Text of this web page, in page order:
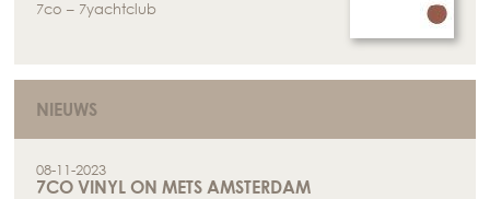
7co – 7yachtclub
NIEUWS
08-11-2023
7CO VINYL ON METS AMSTERDAM